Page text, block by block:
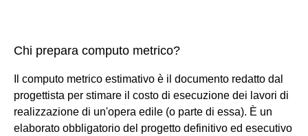
Chi prepara computo metrico?
Il computo metrico estimativo è il documento redatto dal
progettista per stimare il costo di esecuzione dei lavori di
realizzazione di un'opera edile (o parte di essa). È un
elaborato obbligatorio del progetto definitivo ed esecutivo